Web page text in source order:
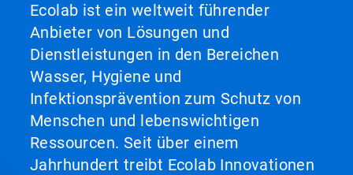
Ecolab ist ein weltweit führender
Anbieter von Lösungen und
Dienstleistungen in den Bereichen
Wasser, Hygiene und
Infektionsprävention zum Schutz von
Menschen und lebenswichtigen
Ressourcen. Seit über einem
Jahrhundert treibt Ecolab Innovationen